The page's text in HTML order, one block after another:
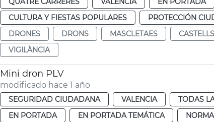
CULTURA Y FIESTAS POPULARES
PROTECCIÓN
DRONES
DRONS MASCLETAES CASTELLS
VIGILÀNCIA
Mini dron PLV
modificado hace 1 año
SEGURIDAD CIUDADANA VALENCIA TODAS
EN PORTADA
EN PORTADA TEMÁTICA